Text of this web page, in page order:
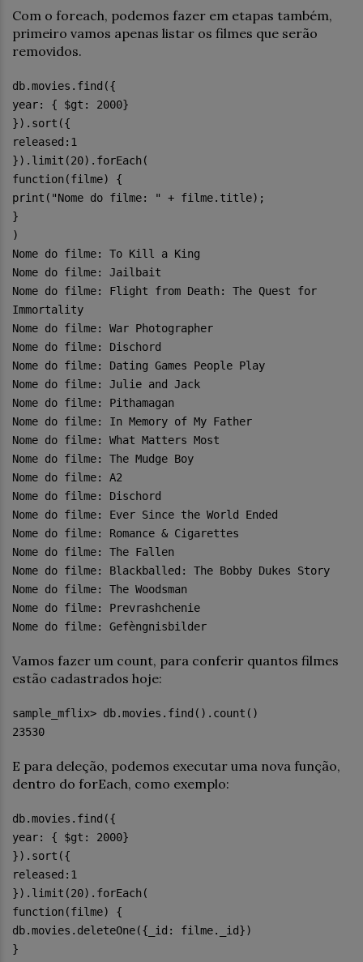
Com o foreach, podemos fazer em etapas também,
primeiro vamos apenas listar os filmes que serão
removidos.
db.movies.find({
year: { $gt: 2000}
}).sort({
released:1
}).limit(20).forEach(
function(filme) {
print("Nome do filme: " + filme.title);
}
)
Nome do filme: To Kill a King
Nome do filme: Jailbait
Nome do filme: Flight from Death: The Quest for
Immortality
Nome do filme: War Photographer
Nome do filme: Dischord
Nome do filme: Dating Games People Play
Nome do filme: Julie and Jack
Nome do filme: Pithamagan
Nome do filme: In Memory of My Father
Nome do filme: What Matters Most
Nome do filme: The Mudge Boy
Nome do filme: A2
Nome do filme: Dischord
Nome do filme: Ever Since the World Ended
Nome do filme: Romance & Cigarettes
Nome do filme: The Fallen
Nome do filme: Blackballed: The Bobby Dukes Story
Nome do filme: The Woodsman
Nome do filme: Prevrashchenie
Nome do filme: Gefèngnisbilder
Vamos fazer um count, para conferir quantos filmes
estão cadastrados hoje:
sample_mflix> db.movies.find().count()
23530
E para deleção, podemos executar uma nova função,
dentro do forEach, como exemplo:
db.movies.find({
year: { $gt: 2000}
}).sort({
released:1
}).limit(20).forEach(
function(filme) {
db.movies.deleteOne({_id: filme._id})
}